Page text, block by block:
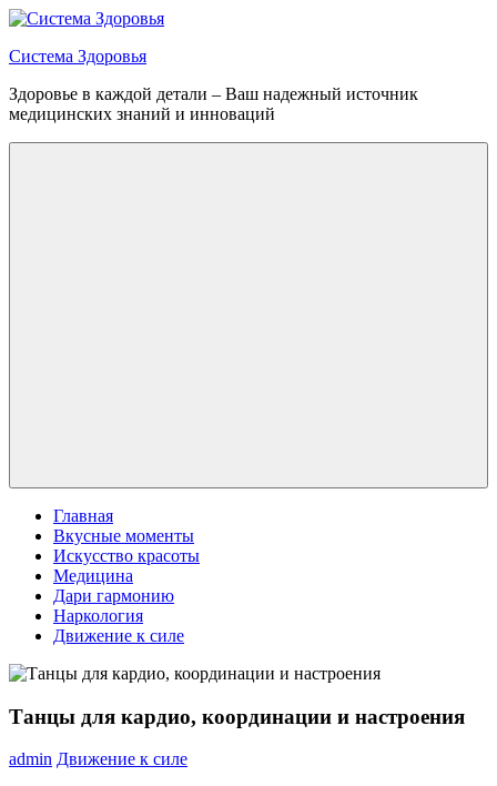
Перейти
содержимому
Система Здоровья
Здоровье в каждой детали – Ваш надежный источник
медицинских знаний и инноваций
Главная
Вкусные моменты
Искусство красоты
Медицина
Дари гармонию
Наркология
Движение к силе
Танцы для кардио, координации и настроения
admin Движение к силе